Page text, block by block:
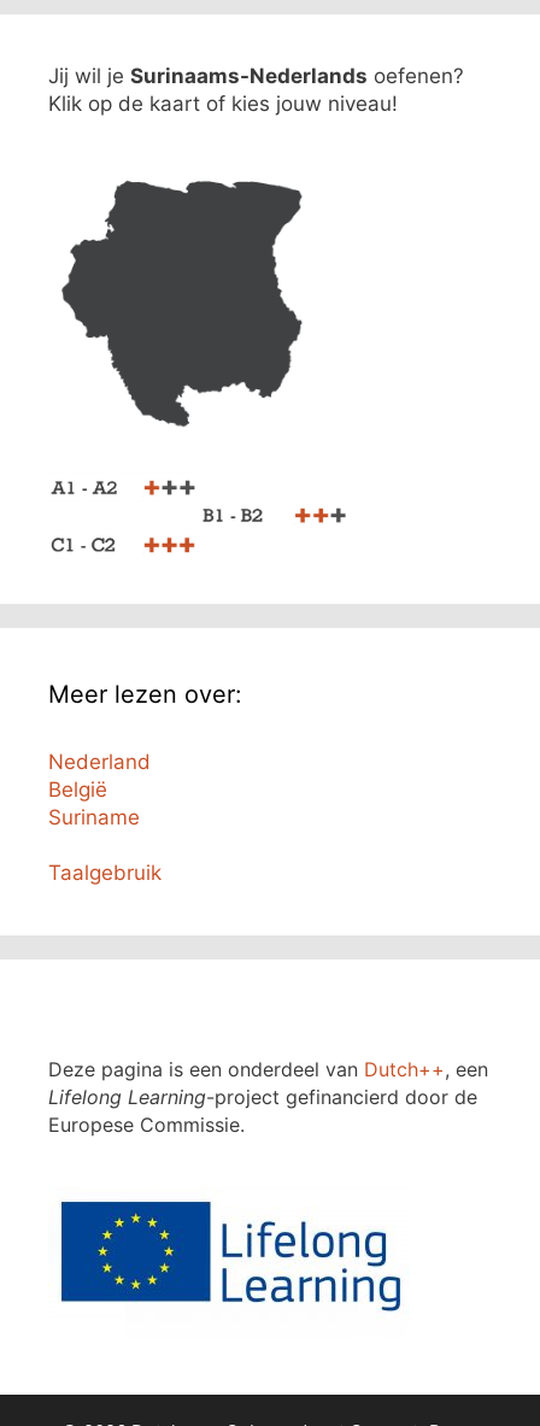
Jij wil je Surinaams-Nederlands oefenen?
Klik op de kaart of kies jouw niveau!
Meer lezen over:
Nederland
België
Suriname
Taalgebruik
Deze pagina is een onderdeel van Dutch++, een
Lifelong Learning-project gefinancierd door de
Europese Commissie.